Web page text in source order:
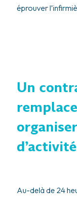
éprouver
Un
d’activité
Au-delà de 24